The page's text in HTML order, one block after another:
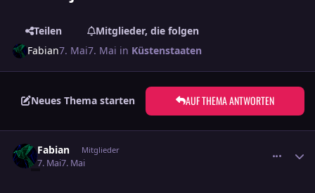
Teilen
Mitglieder, die folgen
Fabian7. Mai7. Mai in Küstenstaaten
Neues Thema starten AUF THEMA ANTWORTEN
Fabian Mitglieder
7. Mai7. Mai